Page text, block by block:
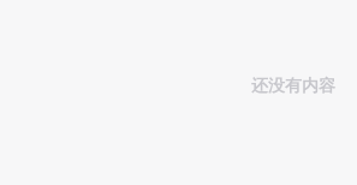
还没有内容